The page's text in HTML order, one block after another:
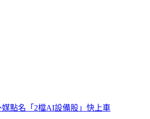
過北部近海「雨狂炸」 這天才遠離